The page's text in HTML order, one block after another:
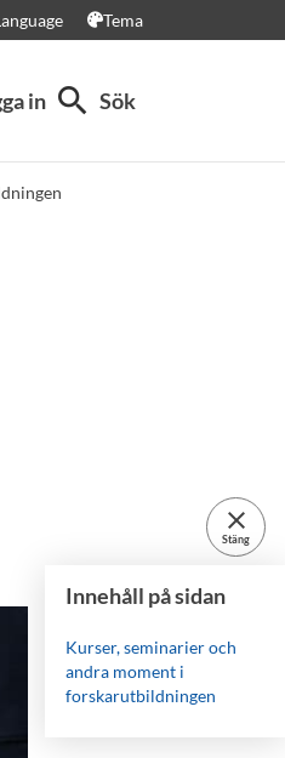
Tema
in search Sök
close
Stäng
Innehåll på sidan
Kurser, seminarier och
andra moment i
forskarutbildningen